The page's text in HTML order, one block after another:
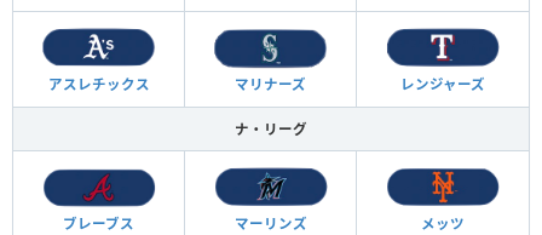
アスレチックス マリナーズ レンジャーズ
ナ・リーグ
ブレーブス マーリンズ メッツ